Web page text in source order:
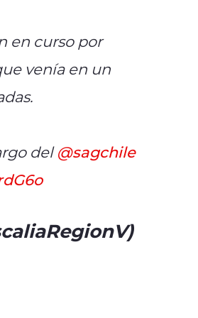
en curso por
venía en un
del@sagchile